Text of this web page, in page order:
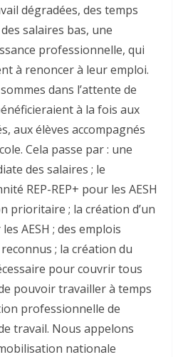
dégradées, des temps
salaires bas, une
professionnelle, qui
à renoncer à leur emploi.
dans l’attente de
à la fois aux
aux élèves accompagnés
Cela passe par : une
des salaires ; le
REP-REP+ pour les AESH
prioritaire ; la création d’un
AESH ; des emplois
; la création du
pour couvrir tous
pouvoir travailler à temps
professionnelle de
travail. Nous appelons
nationale